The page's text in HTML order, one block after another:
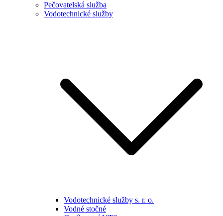
Pečovatelská služba
Vodotechnické služby
Vodotechnické služby s. r. o.
Vodné stočné